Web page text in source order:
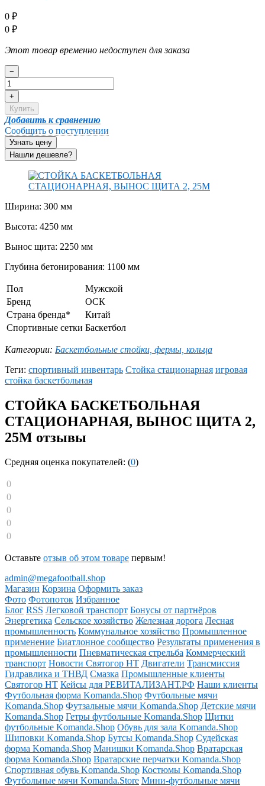
0 ₽
0 ₽
Этот товар временно недоступен для заказа
−
+
Купить
Добавить к сравнению
Сообщить о поступлении
Узнать цену
Ширина: 300 мм
Высота: 4250 мм
Вынос щита: 2250 мм
Глубина бетонирования: 1100 мм
Пол
Мужской
Бренд
ОСК
Страна бренда*
Китай
Спортивные сетки Баскетбол
Категории: Баскетбольные стойки, фермы, кольца
Теги: спортивный инвентарь Стойка стационарная игровая
стойка баскетбольная
СТОЙКА БАСКЕТБОЛЬНАЯ
СТАЦИОНАРНАЯ, ВЫНОС ЩИТА 2,
25М отзывы
Средняя оценка покупателей: (0)
0
0
0
0
0
Оставьте отзыв об этом товаре первым!
admin@megafootball.shop
Магазин Корзина Оформить заказ
Фото Фотопоток Избранное
Блог RSS Легковой транспорт Бонусы от партнёров
Энергетика Сельское хозяйство Железная дорога Лесная
промышленность Коммунальное хозяйство Промышленное
применение Биатлонное сообщество Результаты применения в
промышленности Пневматическая стрельба Коммерческий
транспорт Новости Святогор НТ Двигатели Трансмиссия
Гидравлика и ТНВД Смазка Промышленные клиенты
Святогор НТ Кейсы для РЕВИТАЛИЗАНТ.РФ Наши клиенты
Футбольная форма Komanda.Shop Футбольные мячи
Komanda.Shop Футзальные мячи Komanda.Shop Детские мячи
Komanda.Shop Гетры футбольные Komanda.Shop Щитки
футбольные Komanda.Shop Обувь для зала Komanda.Shop
Шиповки Komanda.Shop Бутсы Komanda.Shop Судейская
форма Komanda.Shop Манишки Komanda.Shop Вратарская
форма Komanda.Shop Вратарские перчатки Komanda.Shop
Спортивная обувь Komanda.Shop Костюмы Komanda.Shop
Футбольные мячи Komanda.Store Мини-футбольные мячи